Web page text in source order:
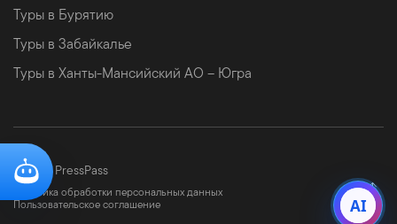
Туры в Бурятию
Туры в Забайкалье
Туры в Ханты-Мансийский АО – Югра
©2026 PressPass
Политика обработки персональных данных
Пользовательское соглашение
AI